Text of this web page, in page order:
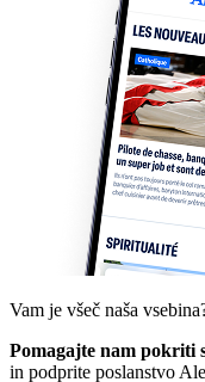
Vam je všeč naša
Pomagajte nam pokriti
in podprite poslanstvo